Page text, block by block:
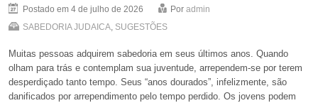
Postado em 4 de julho de 2026 Poradmin
SABEDORIA JUDAICA, SUGESTÕES
Muitas pessoas adquirem sabedoria em seus últimos anos. Quando
olham para trás e contemplam sua juventude, arrependem-se por terem
desperdiçado tanto tempo. Seus “anos dourados”, infelizmente, são
danificados por arrependimento pelo tempo perdido. Os jovens podem